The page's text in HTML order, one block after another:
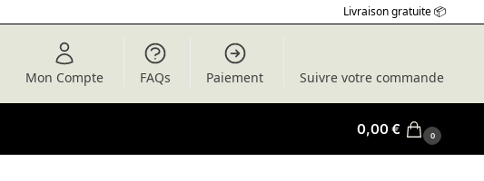
Livraison gratuite 📦
Mon Compte FAQs Paiement Suivre votre commande
0,00€ 0